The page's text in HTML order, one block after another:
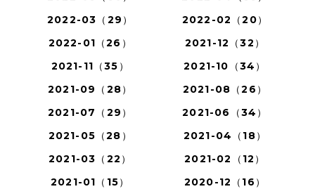
2022-03（29）
2022-02（20）
2022-01（26）
2021-12（32）
2021-11（35）
2021-10（34）
2021-09（28）
2021-08（26）
2021-07（29）
2021-06（34）
2021-05（28）
2021-04（18）
2021-03（22）
2021-02（12）
2021-01（15）
2020-12（16）